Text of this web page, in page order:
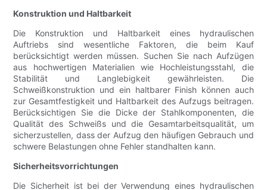
Konstruktion und Haltbarkeit
Die Konstruktion und Haltbarkeit eines hydraulischen
Auftriebs sind wesentliche Faktoren, die beim Kauf
berücksichtigt werden müssen. Suchen Sie nach Aufzügen
aus hochwertigen Materialien wie Hochleistungsstahl, die
Stabilität und Langlebigkeit gewährleisten. Die
Schweißkonstruktion und ein haltbarer Finish können auch
zur Gesamtfestigkeit und Haltbarkeit des Aufzugs beitragen.
Berücksichtigen Sie die Dicke der Stahlkomponenten, die
Qualität des Schweißs und die Gesamtarbeitsqualität, um
sicherzustellen, dass der Aufzug den häufigen Gebrauch und
schwere Belastungen ohne Fehler standhalten kann.
Sicherheitsvorrichtungen
Die Sicherheit ist bei der Verwendung eines hydraulischen